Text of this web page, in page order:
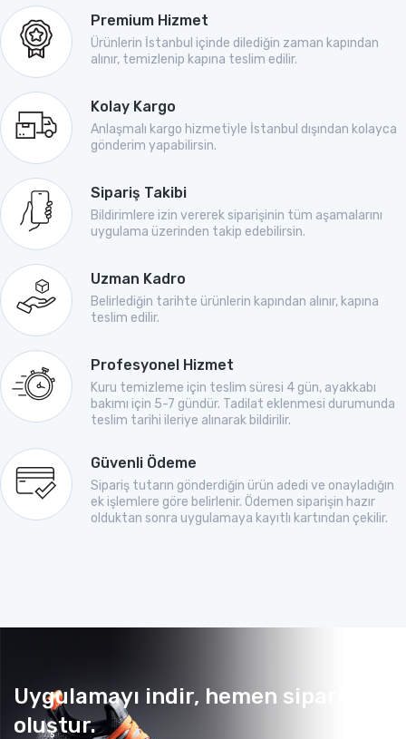
Premium Hizmet
Ürünlerin İstanbul içinde dilediğin zaman kapından
alınır, temizlenip kapına teslim edilir.
Kolay Kargo
Anlaşmalı kargo hizmetiyle İstanbul dışından kolayca
gönderim yapabilirsin.
Sipariş Takibi
Bildirimlere izin vererek siparişinin tüm aşamalarını
uygulama üzerinden takip edebilirsin.
Uzman Kadro
Belirlediğin tarihte ürünlerin kapından alınır, kapına
teslim edilir.
Profesyonel Hizmet
Kuru temizleme için teslim süresi 4 gün, ayakkabı
bakımı için 5-7 gündür. Tadilat eklenmesi durumunda
teslim tarihi ileriye alınarak bildirilir.
Güvenli Ödeme
Sipariş tutarın gönderdiğin ürün adedi ve onayladığın
ek işlemlere göre belirlenir. Ödemen siparişin hazır
olduktan sonra uygulamaya kayıtlı kartından çekilir.
Uygulamayı indir, hemen sipariş
oluştur.